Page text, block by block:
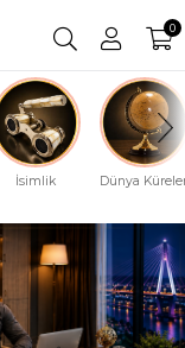
0
İsimlik Dünya